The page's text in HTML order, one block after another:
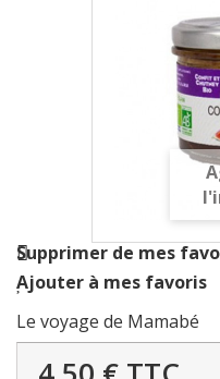
Supprimer de mes
Ajouter à mes favoris
Le voyage de Mamabé